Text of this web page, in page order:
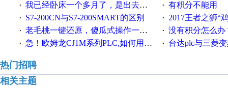
· 我已经卧床一个多月了，是出去安装机械手在高速遭遇车祸所致:大家工作都要特别注意啊 · 有积分不能用
· S7-200CN与S7-200SMART的区别 · 2017王者之狮“鸡”情签到
· 老毛桃一键还原，傻瓜式操作一键轻松备份还原；程序为向导式安装，一键即可实现自动备份或还原系统。 · 没有积分怎么办
· 急！欧姆龙CJ1M系列PLC,如何用时间控制变频器。要求时间在组态王中可以自由输入！拜托各位大神了！ · 台达plc与三菱
热门招聘
相关主题